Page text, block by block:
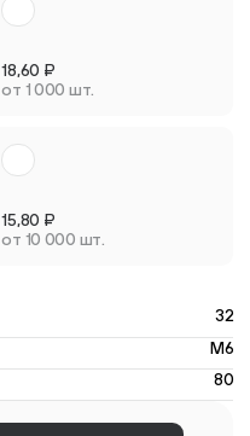
18,60 ₽
от 1 000 шт.
15,80 ₽
от 10 000 шт.
32
M6
80